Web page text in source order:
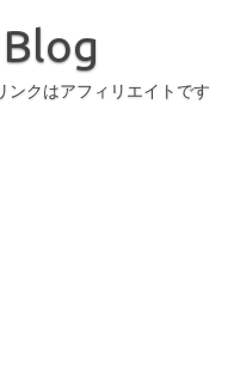
クはアフィリエイトです